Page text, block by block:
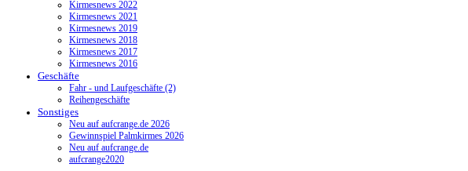
Kirmesnews 2022
Kirmesnews 2021
Kirmesnews 2019
Kirmesnews 2018
Kirmesnews 2017
Kirmesnews 2016
Geschäfte
Fahr - und Laufgeschäfte (2)
Reihengeschäfte
Sonstiges
Neu auf aufcrange.de 2026
Gewinnspiel Palmkirmes 2026
Neu auf aufcrange.de
aufcrange2020